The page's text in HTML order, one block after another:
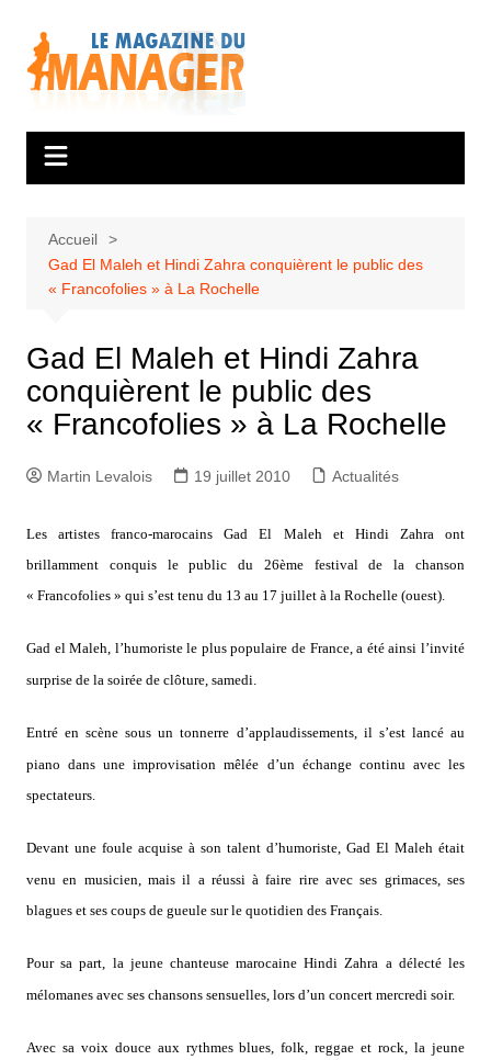
contenu
Accueil
Gad El Maleh et Hindi Zahra conquièrent le public des
« Francofolies » à La Rochelle
Gad El Maleh et Hindi Zahra
conquièrent le public des
« Francofolies » à La Rochelle
Martin Levalois 19 juillet 2010 Actualités
Les artistes franco-marocains Gad El Maleh et Hindi Zahra ont
brillamment conquis le public du 26ème festival de la chanson
« Francofolies » qui s’est tenu du 13 au 17 juillet à la Rochelle (ouest).
Gad el Maleh, l’humoriste le plus populaire de France, a été ainsi l’invité
surprise de la soirée de clôture, samedi.
Entré en scène sous un tonnerre d’applaudissements, il s’est lancé au
piano dans une improvisation mêlée d’un échange continu avec les
spectateurs.
Devant une foule acquise à son talent d’humoriste, Gad El Maleh était
venu en musicien, mais il a réussi à faire rire avec ses grimaces, ses
blagues et ses coups de gueule sur le quotidien des Français.
Pour sa part, la jeune chanteuse marocaine Hindi Zahra a délecté les
mélomanes avec ses chansons sensuelles, lors d’un concert mercredi soir.
Avec sa voix douce aux rythmes blues, folk, reggae et rock, la jeune